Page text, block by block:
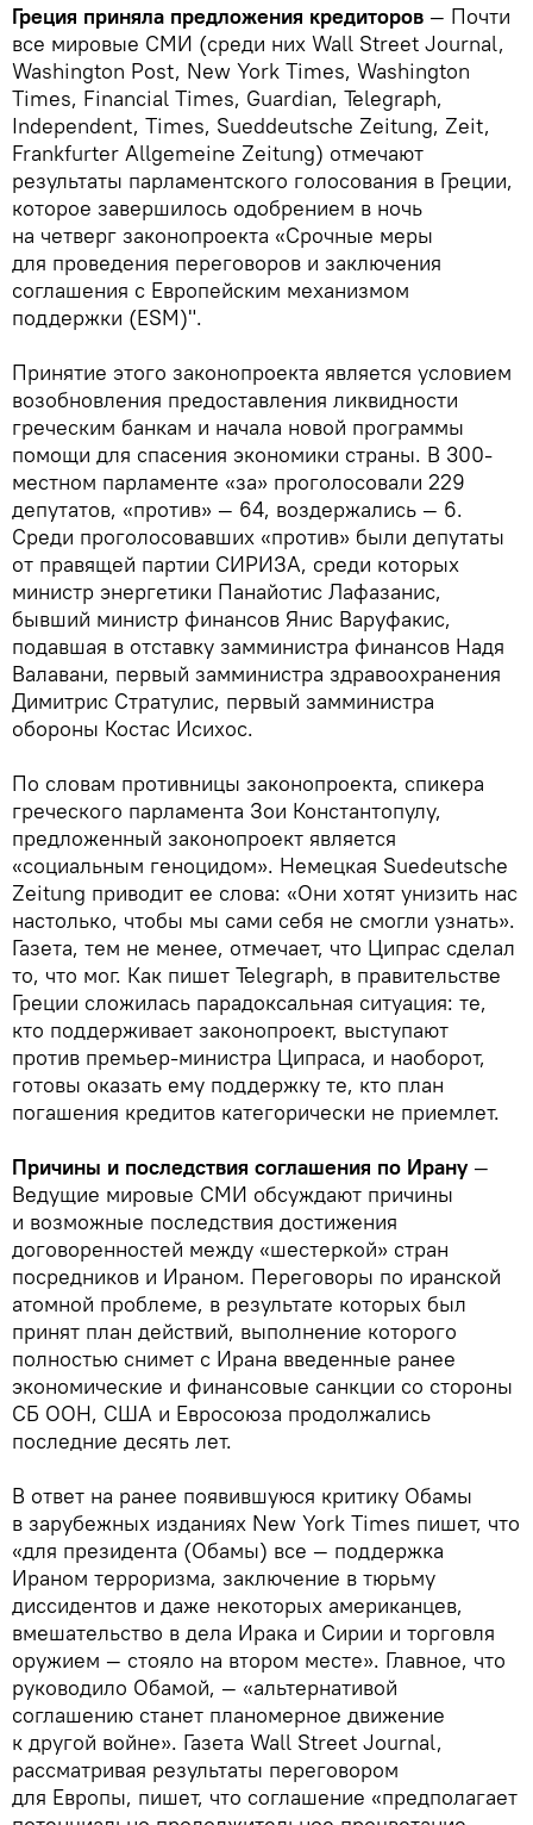
Греция приняла предложения кредиторов — Почти
все мировые СМИ (среди них Wall Street Journal,
Washington Post, New York Times, Washington
Times, Financial Times, Guardian, Telegraph,
Independent, Times, Sueddeutsche Zeitung, Zeit,
Frankfurter Allgemeine Zeitung) отмечают
результаты парламентского голосования в Греции,
которое завершилось одобрением в ночь
на четверг законопроекта «Срочные меры
для проведения переговоров и заключения
соглашения с Европейским механизмом
поддержки (ESM)".
Принятие этого законопроекта является условием
возобновления предоставления ликвидности
греческим банкам и начала новой программы
помощи для спасения экономики страны. В 300-
местном парламенте «за» проголосовали 229
депутатов, «против» — 64, воздержались — 6.
Среди проголосовавших «против» были депутаты
от правящей партии СИРИЗА, среди которых
министр энергетики Панайотис Лафазанис,
бывший министр финансов Янис Варуфакис,
подавшая в отставку замминистра финансов Надя
Валавани, первый замминистра здравоохранения
Димитрис Стратулис, первый замминистра
обороны Костас Исихос.
По словам противницы законопроекта, спикера
греческого парламента Зои Константопулу,
предложенный законопроект является
«социальным геноцидом». Немецкая Suedeutsche
Zeitung приводит ее слова: «Они хотят унизить нас
настолько, чтобы мы сами себя не смогли узнать».
Газета, тем не менее, отмечает, что Ципрас сделал
то, что мог. Как пишет Telegraph, в правительстве
Греции сложилась парадоксальная ситуация: те,
кто поддерживает законопроект, выступают
против премьер-министра Ципраса, и наоборот,
готовы оказать ему поддержку те, кто план
погашения кредитов категорически не приемлет.
Причины и последствия соглашения по Ирану—
Ведущие мировые СМИ обсуждают причины
и возможные последствия достижения
договоренностей между «шестеркой» стран
посредников и Ираном. Переговоры по иранской
атомной проблеме, в результате которых был
принят план действий, выполнение которого
полностью снимет с Ирана введенные ранее
экономические и финансовые санкции со стороны
СБ ООН, США и Евросоюза продолжались
последние десять лет.
В ответ на ранее появившуюся критику Обамы
в зарубежных изданиях New York Times пишет, что
«для президента (Обамы) все — поддержка
Ираном терроризма, заключение в тюрьму
диссидентов и даже некоторых американцев,
вмешательство в дела Ирака и Сирии и торговля
оружием — стояло на втором месте». Главное, что
руководило Обамой, — «альтернативой
соглашению станет планомерное движение
к другой войне». Газета Wall Street Journal,
рассматривая результаты переговором
для Европы, пишет, что соглашение «предполагает